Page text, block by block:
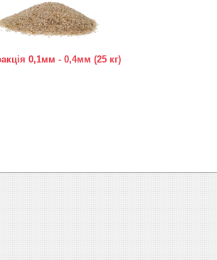
0,1мм - 0,4мм (25 кг)